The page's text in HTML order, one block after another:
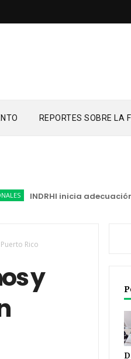
REPORTES SOBRE LA
INDRHI inicia adecuación
Rico
y